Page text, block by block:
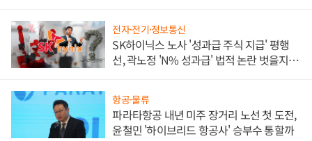
전자·전기·정보통신
SK하이닉스 노사 '성과급 주식 지급' 평행
선, 곽노정 'N% 성과급' 법적 논란 벗을지 주
항공·물류
파라타항공 내년 미주 장거리 노선 첫 도전,
윤철민 '하이브리드 항공사' 승부수 통할까